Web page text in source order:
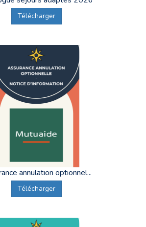
Télécharger
annulation optionnel...
Télécharger